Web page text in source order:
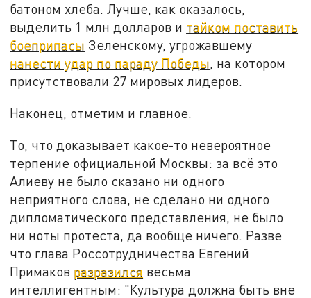
батоном хлеба. Лучше, как оказалось,
выделить 1 млн долларов и тайком поставить
боеприпасы Зеленскому, угрожавшему
нанести удар по параду Победы, на котором
присутствовали 27 мировых лидеров.
Наконец, отметим и главное.
То, что доказывает какое-то невероятное
терпение официальной Москвы: за всё это
Алиеву не было сказано ни одного
неприятного слова, не сделано ни одного
дипломатического представления, не было
ни ноты протеста, да вообще ничего. Разве
что глава Россотрудничества Евгений
Примаков разразился весьма
интеллигентным: "Культура должна быть вне